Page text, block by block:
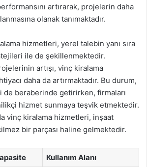
artırarak, projelerin daha
olanak tanımaktadır.
hizmetleri, yerel talebin yanı sıra
ile de şekillenmektedir.
artışı, vinç kiralama
daha da artırmaktadır. Bu durum,
de beraberinde getirirken, firmaları
hizmet sunmaya teşvik etmektedir.
vinç kiralama hizmetleri, inşaat
bir parçası haline gelmektedir.
Kullanım Alanı